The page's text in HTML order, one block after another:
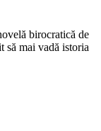
birocratică de
să mai vadă istoria